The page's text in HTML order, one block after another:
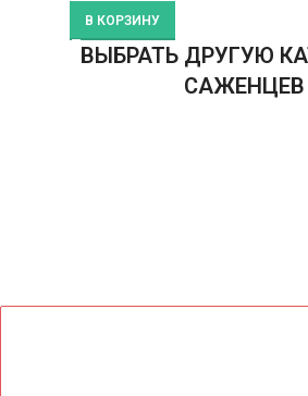
В КОРЗИНУ
ВЫБРАТЬ ДРУГУЮ
САЖЕНЦЕВ